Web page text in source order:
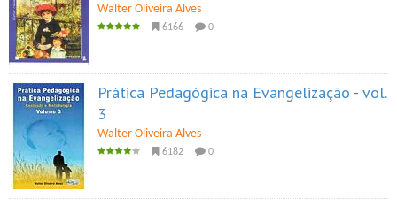
Walter Oliveira Alves
6166 0
Prática Pedagógica na Evangelização - vol.
3
Walter Oliveira Alves
6182 0